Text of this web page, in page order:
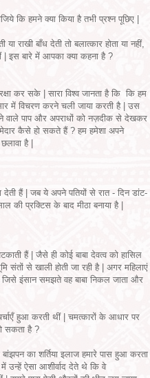
कि हमने क्या किया है तभी प्रश्न पूछिए |
राखी बाँध देती तो बलात्कार होता या नहीं,
| इस बारे में आपका क्या कहना है ?
कर सके | सारा विश्व जानता है कि कि हम
में विचरण करने चली जाया करती है | उस
वाले पाप और अपराधों को नज़दीक से देखकर
कैसे हो सकते हैं ? हम हमेशा अपने
है |
देती हैं | जब ये अपने पतियों से रात - दिन डांट-
की प्रक्टिस के बाद मीठा बनाया है |
हैं | जैसे ही कोई बाबा देवत्व को हासिल
संतों से खाली होती जा रही है | अगर महिलाएं
जिसे इंसान समझते वह बाबा निकल जाता और
हुआ करती थीं | चमत्कारों के आधार पर
सकता है ?
का शर्तिया इलाज हमारे पास हुआ करता
उन्हें ऐसा आशीर्वाद देते थे कि वे